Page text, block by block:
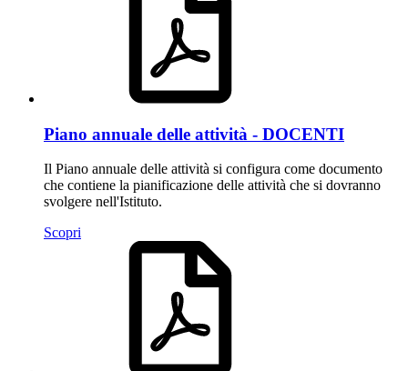
Piano annuale delle attività - DOCENTI
Il Piano annuale delle attività si configura come documento
che contiene la pianificazione delle attività che si dovranno
svolgere nell'Istituto.
Scopri